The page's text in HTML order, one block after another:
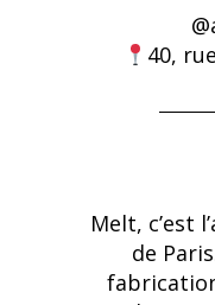
40,
Melt, c’est
de